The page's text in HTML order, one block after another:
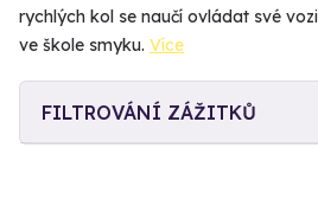
rychlých kol se naučí ovládat své
ve škole smyku. Více
FILTROVÁNÍ ZÁŽITKŮ